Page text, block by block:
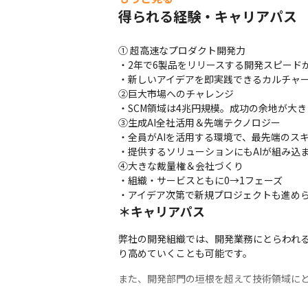
得られる経験・キャリアパス
① 超高速なプロダクト開発力
・2年で6製品をリリースする開発スピード
・新しいアイデアを即実践できるカルチャ
②巨大市場へのチャレンジ
・SCM領域は4兆円規模。成功の余地が大
③生成AI全社活用＆先端テクノロジー
・全員がAIを活用する環境で、最先端のス
・提供するソリューションにもAIが組み込
④大きな裁量権＆会社づくり
・組織・サービスともに0→1フェーズ
・アイデア次第で新規プロジェクトも進め
＊キャリアパス
弊社の開発組織では、開発業務にとらわれ
り高めていくことも可能です。
また、開発部門の垣根を超えて技術領域に